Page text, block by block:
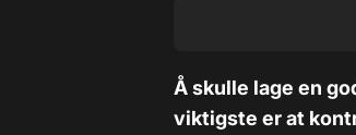
Å skulle lage en
viktigste er at